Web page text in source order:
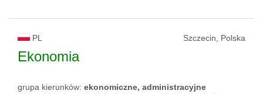
PL Szczecin, Polska
Ekonomia
grupa kierunków: ekonomiczne, administracyjne